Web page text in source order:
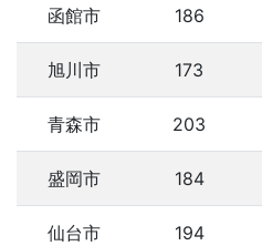
函館市 186
旭川市 173
青森市 203
盛岡市 184
仙台市 194